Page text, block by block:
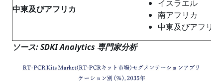
中東及びアフリカ
イスラエル
南アフリカ
中東及びアフリ
ソース: SDKI Analytics 専門家分析